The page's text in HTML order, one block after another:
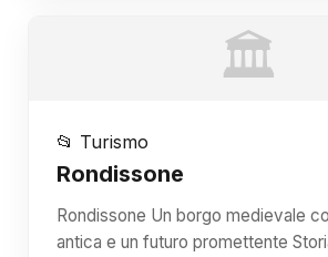
🏛️
📂 Turismo
Rondissone
Rondissone Un borgo medievale
antica e un futuro promettente